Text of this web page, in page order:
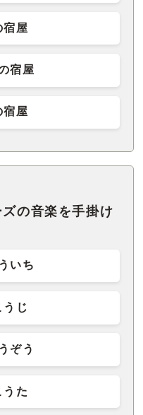
宿屋
宿屋
宿屋
ズの音楽を手掛け
いち
うじ
ぞう
うた